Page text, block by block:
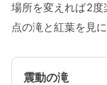
場所を変えれば2
点の滝と紅葉を見
震動の滝